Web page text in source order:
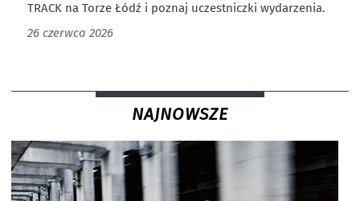
TRACK na Torze Łódź i poznaj uczestniczki wydarzenia.
26 czerwca 2026
NAJNOWSZE